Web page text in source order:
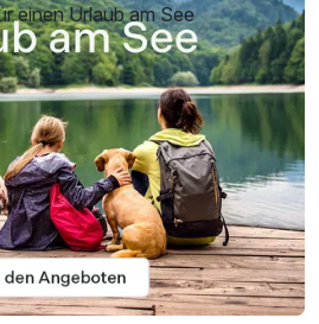
einen Urlaub am See